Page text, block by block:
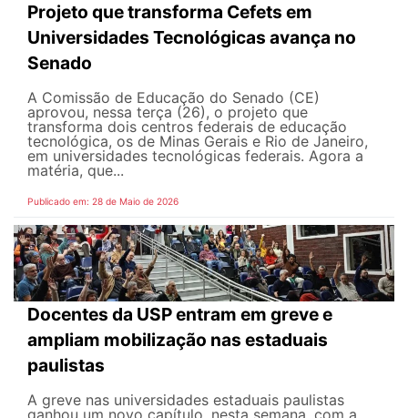
Projeto que transforma Cefets em
Universidades Tecnológicas avança no
Senado
A Comissão de Educação do Senado (CE)
aprovou, nessa terça (26), o projeto que
transforma dois centros federais de educação
tecnológica, os de Minas Gerais e Rio de Janeiro,
em universidades tecnológicas federais. Agora a
matéria, que...
Publicado em: 28 de Maio de 2026
Docentes da USP entram em greve e
ampliam mobilização nas estaduais
paulistas
A greve nas universidades estaduais paulistas
ganhou um novo capítulo, nesta semana, com a